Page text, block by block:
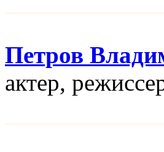
Петров
актер,